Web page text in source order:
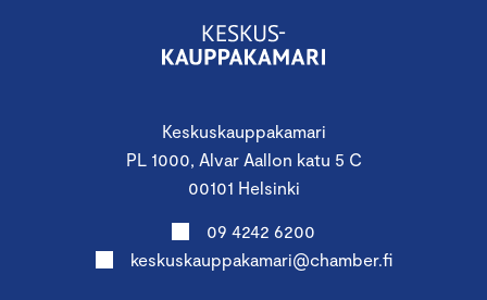
Keskuskauppakamari
PL 1000, Alvar Aallon katu 5 C
00101 Helsinki
09 4242 6200
keskuskauppakamari@chamber.fi